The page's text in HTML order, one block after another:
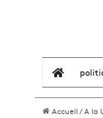
élément
Accueil/A la